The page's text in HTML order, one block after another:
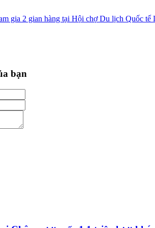
gia 2 gian hàng tại Hội chợ Du lịch Quốc tế
bạn